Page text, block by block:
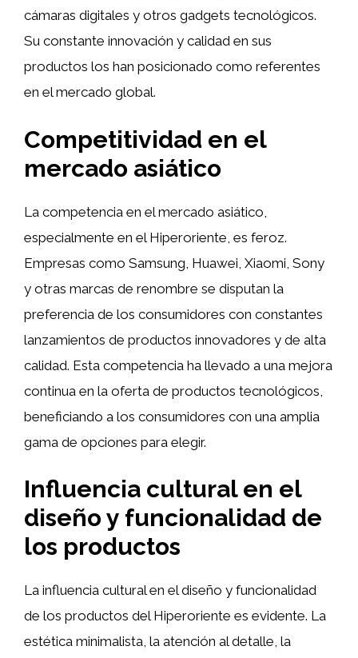
cámaras digitales y otros gadgets tecnológicos.
Su constante innovación y calidad en sus
productos los han posicionado como referentes
en el mercado global.
Competitividad en el
mercado asiático
La competencia en el mercado asiático,
especialmente en el Hiperoriente, es feroz.
Empresas como Samsung, Huawei, Xiaomi, Sony
y otras marcas de renombre se disputan la
preferencia de los consumidores con constantes
lanzamientos de productos innovadores y de alta
calidad. Esta competencia ha llevado a una mejora
continua en la oferta de productos tecnológicos,
beneficiando a los consumidores con una amplia
gama de opciones para elegir.
Influencia cultural en el
diseño y funcionalidad de
los productos
La influencia cultural en el diseño y funcionalidad
de los productos del Hiperoriente es evidente. La
estética minimalista, la atención al detalle, la